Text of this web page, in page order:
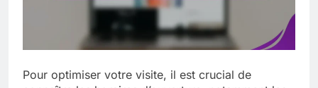
Pour optimiser votre visite, il est crucial de